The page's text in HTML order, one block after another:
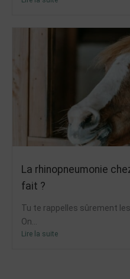
La rhinopneumonie
fait ?
Tu te rappelles sûrement
On...
Lire la suite